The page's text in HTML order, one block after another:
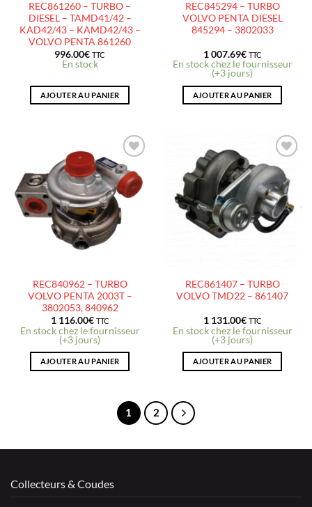
REC861260 – TURBO –
DIESEL – TAMD41/42 –
KAD42/43 – KAMD42/43 –
VOLVO PENTA 861260
996.00€ TTC
En stock
AJOUTER AU PANIER
REC845294 – TURBO
VOLVO PENTA DIESEL
845294 – 3802033
1 007.69€ TTC
En stock chez le fournisseur
(+3 jours)
AJOUTER AU PANIER
AJOUTER
À LA
LISTE
D’ENVIES
REC840962 – TURBO
VOLVO PENTA 2003T –
3802053, 840962
1 116.00€ TTC
En stock chez le fournisseur
(+3 jours)
AJOUTER AU PANIER
AJOUTER
À LA
LISTE
D’ENVIES
REC861407 – TURBO
VOLVO TMD22 – 861407
1 131.00€ TTC
En stock chez le fournisseur
(+3 jours)
AJOUTER AU PANIER
1 2
Collecteurs & Coudes